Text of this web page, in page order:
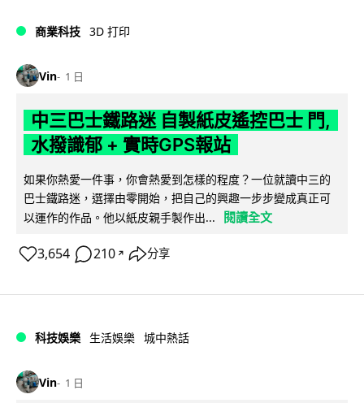
商業科技 3D 打印
Vin 1 日
中三巴士鐵路迷 自製紙皮遙控巴士 門,
水撥識郁 + 實時GPS報站
如果你熱愛一件事，你會熱愛到怎樣的程度？一位就讀中三的
巴士鐵路迷，選擇由零開始，把自己的興趣一步步變成真正可
以運作的作品。他以紙皮親手製作出...
閱讀全文
3,654 210 ↗ 分享
科技娛樂 生活娛樂 城中熱話
Vin 1 日